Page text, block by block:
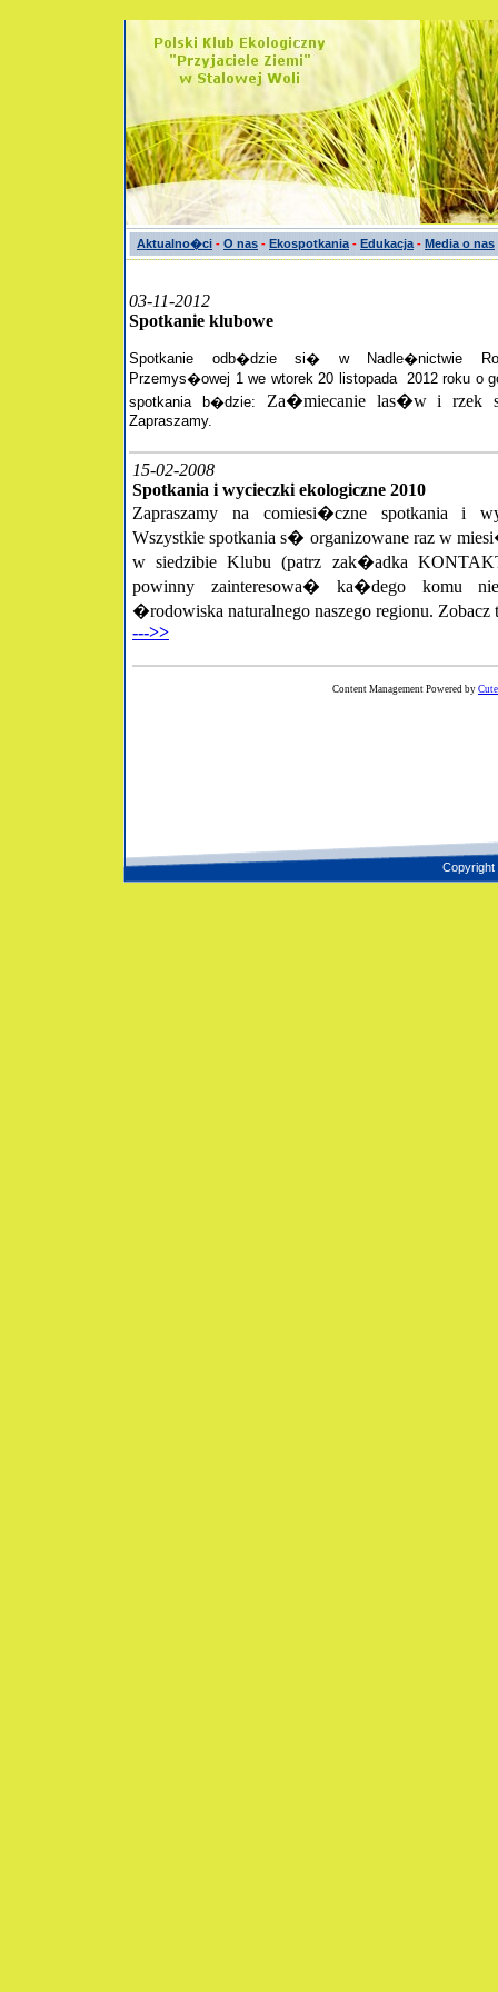
Aktualno�ci - O nas - Ekospotkania - Edukacja - Media o nas
03-11-2012
Spotkanie klubowe
Spotkanie odb�dzie si� w Nadle�nictwie
Przemys�owej 1 we wtorek 20 listopada 2012 roku o
spotkania b�dzie: Za�miecanie las�w i rzek
Zapraszamy.
15-02-2008
Spotkania i wycieczki ekologiczne 2010
Zapraszamy na comiesi�czne spotkania i
Wszystkie spotkania s� organizowane raz w
w siedzibie Klubu (patrz zak�adka
powinny zainteresowa� ka�dego komu
�rodowiska naturalnego naszego regionu.
--->>
Content Management Powered by